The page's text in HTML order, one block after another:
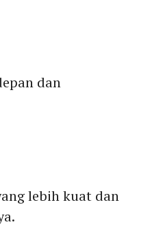
dan
lebih kuat dan